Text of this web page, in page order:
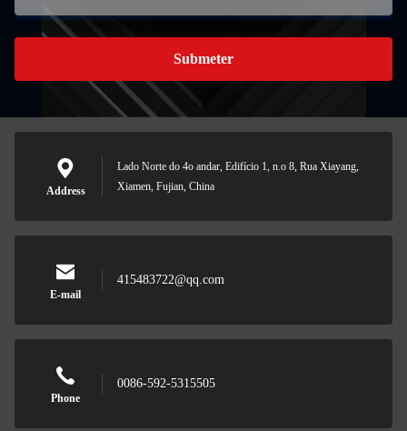
Submeter
Address
Lado Norte do 4o andar, Edifício 1, n.o 8, Rua Xiayang,
Xiamen, Fujian, China
E-mail
415483722@qq.com
Phone
0086-592-5315505